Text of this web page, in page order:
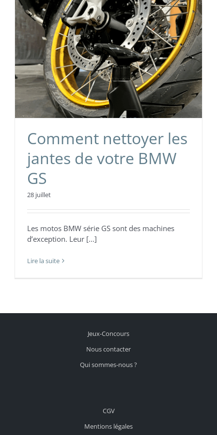
Comment nettoyer les
jantes de votre BMW
GS
28 juillet
Les motos BMW série GS sont des machines
d’exception. Leur [...]
Lire la suite
Jeux-Concours
Nous contacter
Qui sommes-nous ?
CGV
Mentions légales